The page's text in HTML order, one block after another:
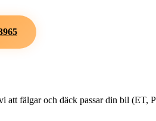
att fälgar och däck passar din bil (ET,